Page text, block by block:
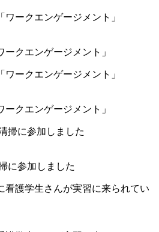
クエンゲージメント」
クエンゲージメント」
に参加しました